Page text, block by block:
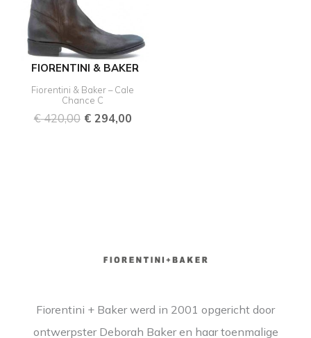
FIORENTINI & BAKER
Fiorentini & Baker – Cale
Chance C
€420,00 €294,00
Fiorentini + Baker werd in 2001 opgericht door
ontwerpster Deborah Baker en haar toenmalige